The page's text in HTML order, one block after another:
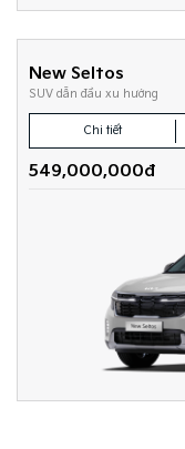
New Seltos
SUV dẫn đầu xu hướng
Chi tiết
549,000,000đ